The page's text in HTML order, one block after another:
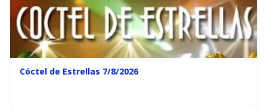
Cóctel de Estrellas 7/8/2026